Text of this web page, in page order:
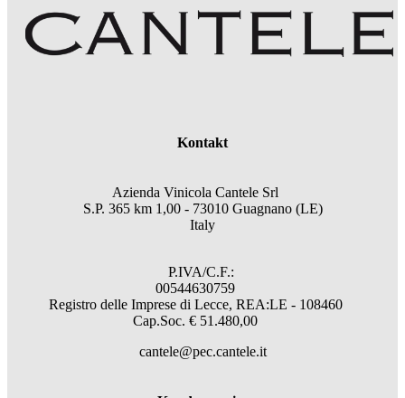
Kontakt
Azienda Vinicola Cantele Srl
S.P. 365 km 1,00 - 73010 Guagnano (LE)
Italy
P.IVA/C.F.:
00544630759
Registro delle Imprese di Lecce, REA:LE - 108460
Cap.Soc. € 51.480,00
cantele@pec.cantele.it